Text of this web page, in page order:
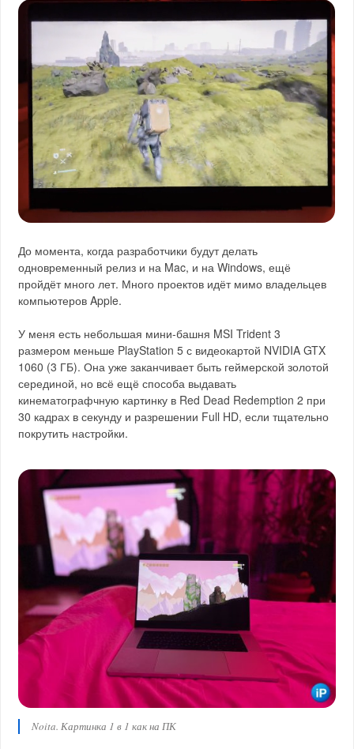
До момента, когда разработчики будут делать
одновременный релиз и на Mac, и на Windows, ещё
пройдёт много лет. Много проектов идёт мимо владельцев
компьютеров Apple.
У меня есть небольшая мини-башня MSI Trident 3
размером меньше PlayStation 5 с видеокартой NVIDIA GTX
1060 (3 ГБ). Она уже заканчивает быть геймерской золотой
серединой, но всё ещё способа выдавать
кинематографчную картинку в Red Dead Redemption 2 при
30 кадрах в секунду и разрешении Full HD, если тщательно
покрутить настройки.
Noita. Картинка 1 в 1 как на ПК